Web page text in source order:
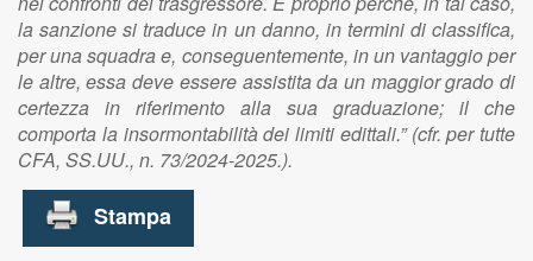
la sanzione si traduce in un danno, in termini di classifica,
per una squadra e, conseguentemente, in un vantaggio per
le altre, essa deve essere assistita da un maggior grado di
certezza in riferimento alla sua graduazione; il che
comporta la insormontabilità dei limiti edittali.” (cfr. per tutte
CFA, SS.UU., n. 73/2024-2025.).